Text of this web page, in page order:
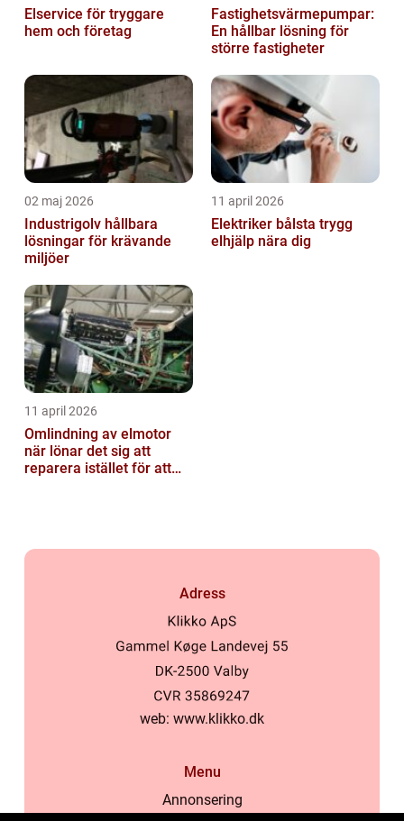
Elservice för tryggare
hem och företag
Fastighetsvärmepumpar:
En hållbar lösning för
större fastigheter
02 maj 2026
Industrigolv hållbara
lösningar för krävande
miljöer
11 april 2026
Elektriker bålsta trygg
elhjälp nära dig
11 april 2026
Omlindning av elmotor
när lönar det sig att
reparera istället för att
Adress
web: www.klikko.dk
Menu
Annonsering